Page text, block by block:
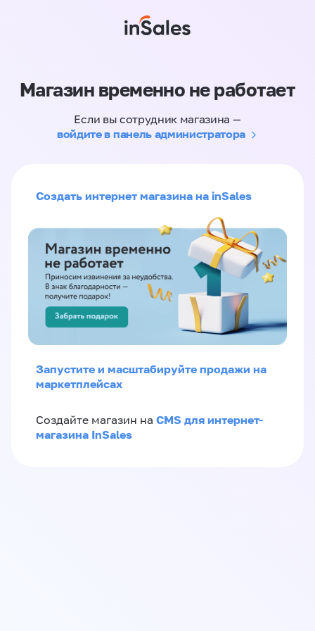
Магазин временно не работает
Если вы сотрудник магазина —
войдите в панель администратора
Создать интернет магазина на inSales
Запустите и масштабируйте продажи на
маркетплейсах
Создайте магазин на CMS для интернет-
магазина InSales